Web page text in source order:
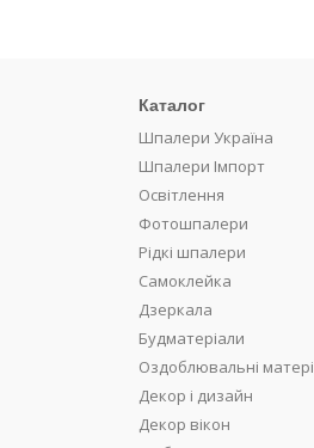
Каталог
Шпалери Україна
Шпалери Імпорт
Освітлення
Фотошпалери
Рідкі шпалери
Самоклейка
Дзеркала
Будматеріали
Оздоблювальні
Декор і дизайн
Декор вікон